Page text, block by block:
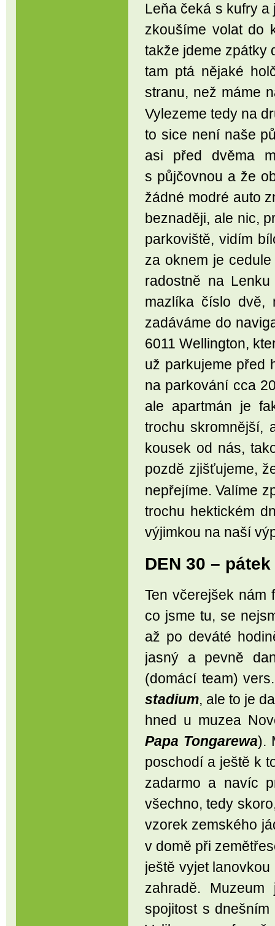
Leňa čeká s kufry a
zkoušíme volat do
takže jdeme zpátky
tam ptá nějaké
stranu, než máme
Vylezeme tedy na
to sice není naše
asi před dvěma
s půjčovnou a že
žádné modré auto
beznaději, ale nic,
parkoviště, vidím
za oknem je
radostně na
mazlíka číslo dvě,
zadáváme do
6011 Wellington,
už parkujeme před
na parkování cca
ale apartmán je
trochu skromnější,
kousek od nás,
pozdě zjišťujeme,
nepřejíme. Valíme
trochu hektickém
výjimkou na naší
DEN 30 –
Ten včerejšek nám
co jsme tu, se
až po deváté
jasný a pevně
(domácí team)
stadium, ale to je
hned u muzea
Papa Tongarewa).
poschodí a ještě k
zadarmo a navíc
všechno, tedy
vzorek zemského
v domě při
ještě vyjet
zahradě.
spojitost s dnešním